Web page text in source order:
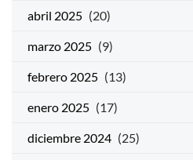
abril 2025 (20)
marzo 2025 (9)
febrero 2025 (13)
enero 2025 (17)
diciembre 2024 (25)